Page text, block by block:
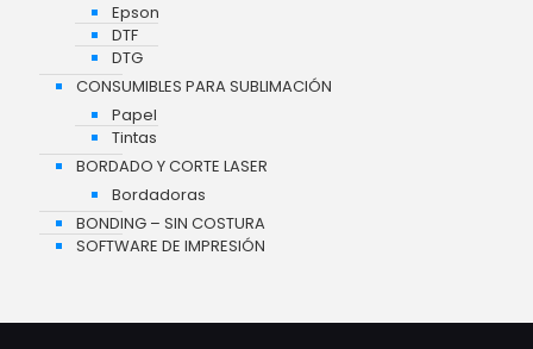
Epson
DTF
DTG
CONSUMIBLES PARA SUBLIMACIÓN
Papel
Tintas
BORDADO Y CORTE LASER
Bordadoras
BONDING – SIN COSTURA
SOFTWARE DE IMPRESIÓN